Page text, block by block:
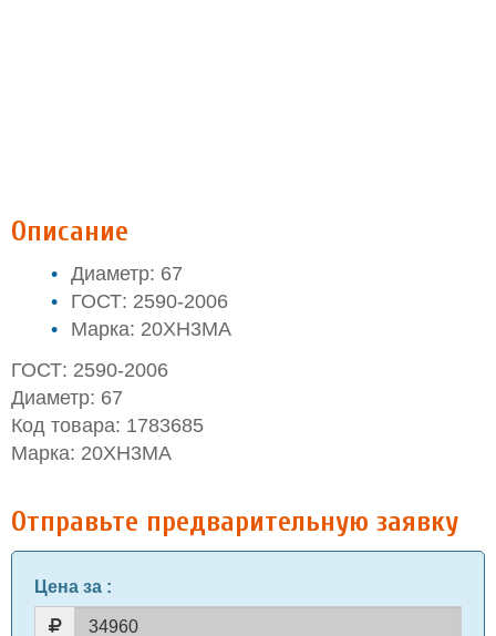
Описание
Диаметр: 67
ГОСТ: 2590-2006
Марка: 20ХН3МА
ГОСТ: 2590-2006
Диаметр: 67
Код товара: 1783685
Марка: 20ХН3МА
Отправьте предварительную заявку
Цена за :